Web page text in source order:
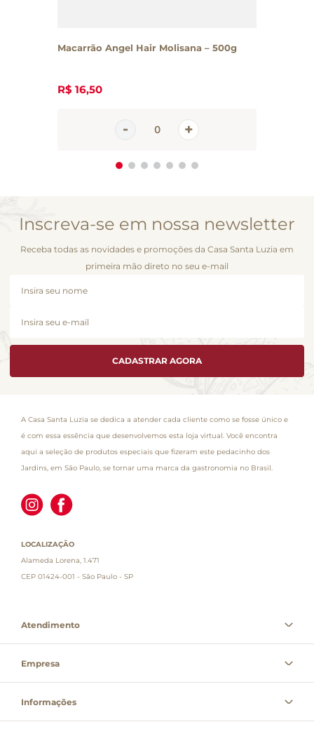
Macarrão Angel Hair Molisana – 500g
R$ 16,50
Inscreva-se em nossa newsletter
Receba todas as novidades e promoções da Casa Santa Luzia em
primeira mão direto no seu e-mail
CADASTRAR AGORA
A Casa Santa Luzia se dedica a atender cada cliente como se fosse único e
é com essa essência que desenvolvemos esta loja virtual. Você encontra
aqui a seleção de produtos especiais que fizeram este pedacinho dos
Jardins, em São Paulo, se tornar uma marca da gastronomia no Brasil.
LOCALIZAÇÃO
Alameda Lorena, 1.471
CEP 01424-001 - São Paulo - SP
Atendimento
Empresa
Informações